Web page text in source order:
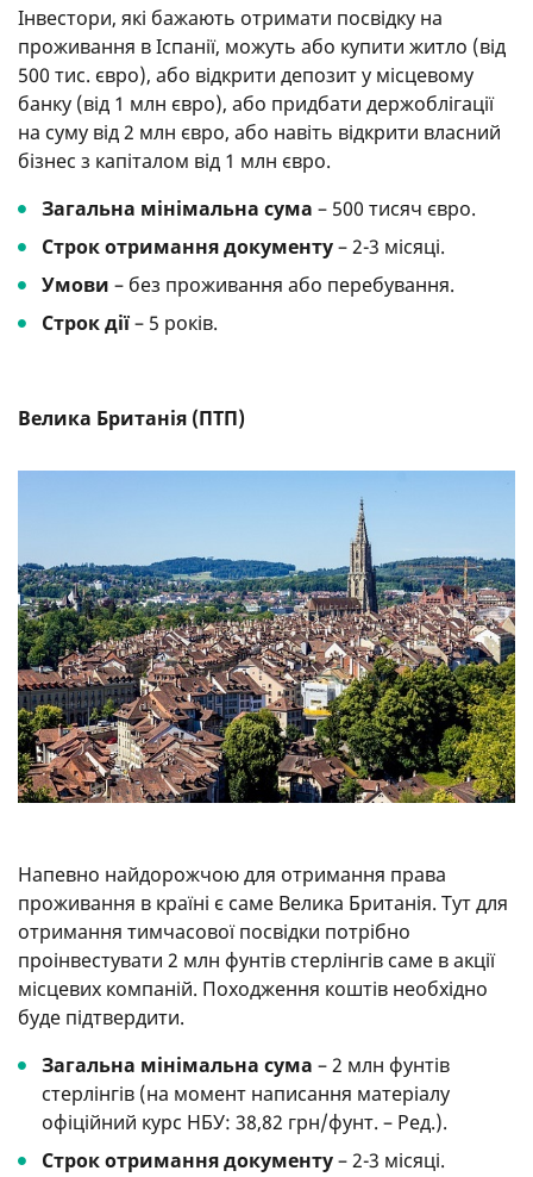
Інвестори, які бажають отримати посвідку на
проживання в Іспанії, можуть або купити житло (від
500 тис. євро), або відкрити депозит у місцевому
банку (від 1 млн євро), або придбати держоблігації
на суму від 2 млн євро, або навіть відкрити власний
бізнес з капіталом від 1 млн євро.
Загальна мінімальна сума – 500 тисяч євро.
Строк отримання документу– 2-3 місяці.
Умови – без проживання або перебування.
Строк дії– 5 років.
Велика Британія (ПТП)
Напевно найдорожчою для отримання права
проживання в країні є саме Велика Британія. Тут для
отримання тимчасової посвідки потрібно
проінвестувати 2 млн фунтів стерлінгів саме в акції
місцевих компаній. Походження коштів необхідно
буде підтвердити.
Загальна мінімальна сума – 2 млн фунтів
стерлінгів (на момент написання матеріалу
офіційний курс НБУ: 38,82 грн/фунт. – Ред.).
Строк отримання документу– 2-3 місяці.